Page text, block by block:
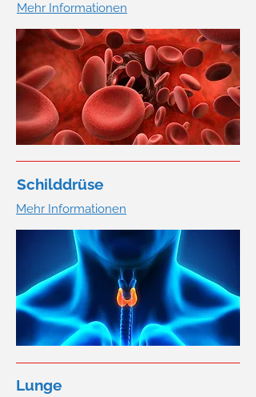
Mehr Informationen
Schilddrüse
Mehr Informationen
Lunge